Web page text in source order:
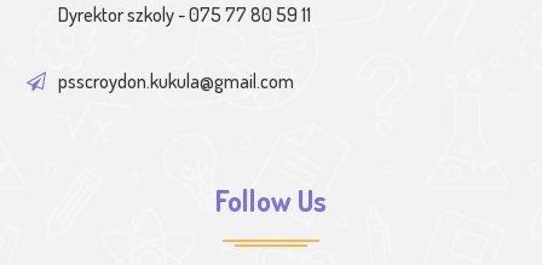
Dyrektor szkoly - 075 77 80 59 11
psscroydon.kukula@gmail.com
Follow Us